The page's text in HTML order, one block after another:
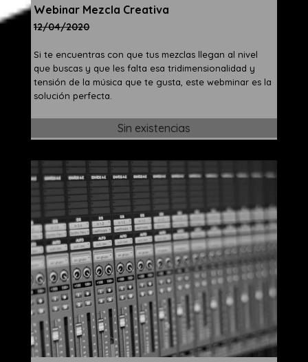
Webinar Mezcla Creativa
12/04/2020
Si te encuentras con que tus mezclas llegan al nivel
que buscas y que les falta esa tridimensionalidad y
tensión de la música que te gusta, este webminar es la
solución perfecta.
Sin existencias